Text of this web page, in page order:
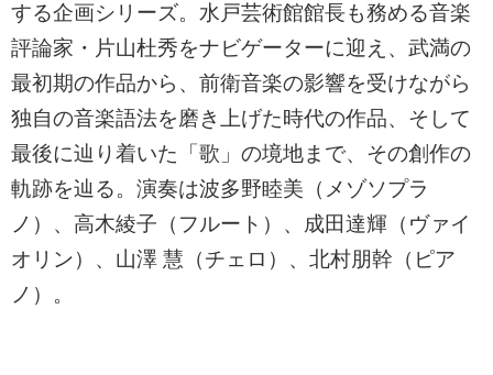
する企画シリーズ。水戸芸術館館長も務める音楽
評論家・片山杜秀をナビゲーターに迎え、武満の
最初期の作品から、前衛音楽の影響を受けながら
独自の音楽語法を磨き上げた時代の作品、そして
最後に辿り着いた「歌」の境地まで、その創作の
軌跡を辿る。演奏は波多野睦美（メゾソプラ
ノ）、高木綾子（フルート）、成田達輝（ヴァイ
オリン）、山澤 慧（チェロ）、北村朋幹（ピア
ノ）。